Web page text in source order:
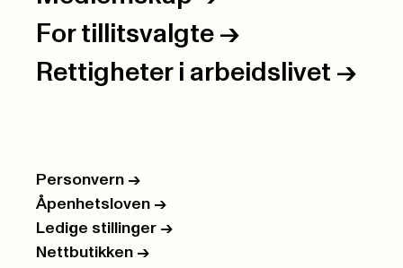
For tillitsvalgte ->
Rettigheter i arbeidslivet ->
Personvern ->
Åpenhetsloven ->
Ledige stillinger ->
Nettbutikken ->